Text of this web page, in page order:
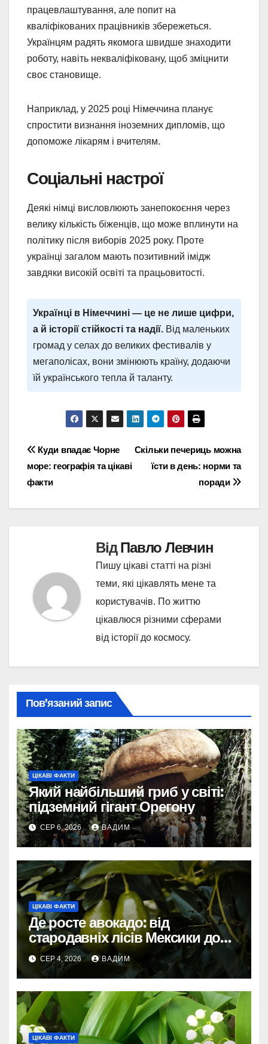
працевлаштування, але попит на
кваліфікованих працівників збережеться.
Українцям радять якомога швидше знаходити
роботу, навіть некваліфіковану, щоб зміцнити
своє становище.
Наприклад, у 2025 році Німеччина планує
спростити визнання іноземних дипломів, що
допоможе лікарям і вчителям.
Соціальні настрої
Деякі німці висловлюють занепокоєння через
велику кількість біженців, що може вплинути на
політику після виборів 2025 року. Проте
українці загалом мають позитивний імідж
завдяки високій освіті та працьовитості.
Українці в Німеччині — це не лише цифри,
а й історії стійкості та надії. Від маленьких
громад у селах до великих фестивалів у
мегаполісах, вони змінюють країну, додаючи
їй українського тепла й таланту.
Навігація
записів
Скільки печериць можна
їсти в день: норми та
поради
Куди впадає Чорне
море: географія та цікаві
факти
ВідПавло Левчин
Пишу цікаві статті на різні
теми, які цікавлять мене та
користувачів. По життю
цікавлюся різними сферами
від історії до космосу.
Пов’язаний запис
ЦІКАВІ ФАКТИ
Який найбільший гриб у світі:
підземний гігант Орегону
СЕР 6, 2026 ВАДИМ
ЦІКАВІ ФАКТИ
Де росте авокадо: від
стародавніх лісів Мексики до
сучасних плантацій світу
СЕР 4, 2026 ВАДИМ
ЦІКАВІ ФАКТИ